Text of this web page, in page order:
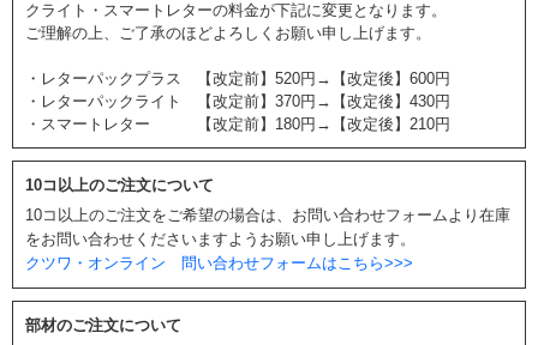
クライト・スマートレターの料金が下記に変更となります。
ご理解の上、ご了承のほどよろしくお願い申し上げます。
・レターパックプラス 【改定前】520円→【改定後】600円
・レターパックライト 【改定前】370円→【改定後】430円
・スマートレター 【改定前】180円→【改定後】210円
10コ以上のご注文について
10コ以上のご注文をご希望の場合は、お問い合わせフォームより在庫
をお問い合わせくださいますようお願い申し上げます。
クツワ・オンライン 問い合わせフォームはこちら>>>
部材のご注文について